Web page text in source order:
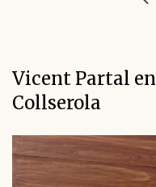
Vicent Partal
Collserola